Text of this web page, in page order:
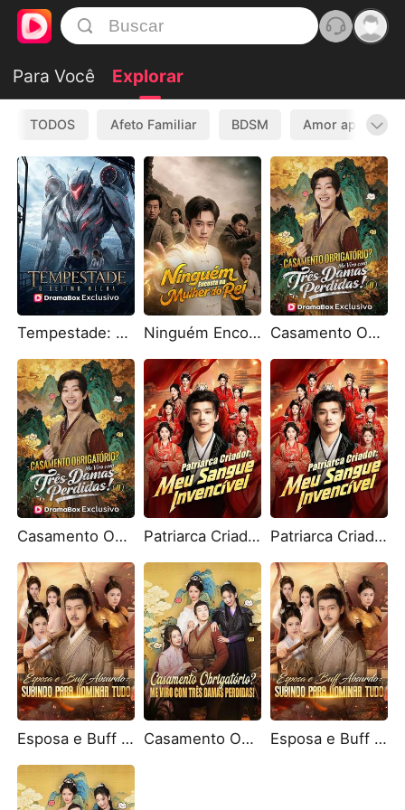
Para Você Explorar
TODOS Afeto Familiar BDSM Amor após
Tempestade: O Último Mecha Ninguém Encosta na Mulher do Rei Casamento Obrigatório? Me Viro com Três Damas Perdidas! II (Dublado)
Casamento Obrigatório? Me Viro com Três Damas Perdidas! II Patriarca Criador: Meu Sangue Invencível Patriarca Criador: Meu Sangue Invencível (Dublado)
Esposa e Buff Absurdo: Subindo para Dominar Tudo (Dublado) Casamento Obrigatório? Me Viro com Três Damas Perdidas! (Dublado) Esposa e Buff Absurdo: Subindo para Dominar Tudo